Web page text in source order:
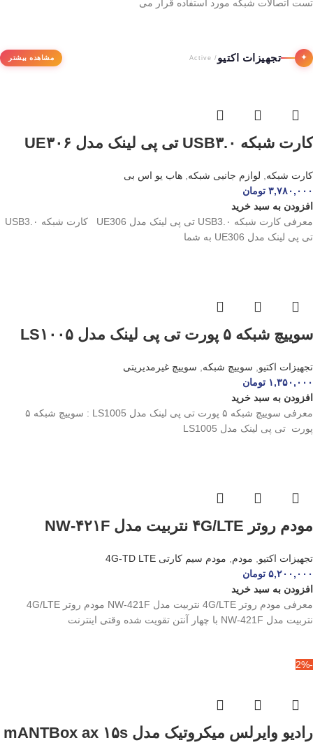
تست اتصالات شبکه مورد استفاده قرار می
✦ تجهیزات اکتیو / Active مشاهده بیشتر
کارت شبکه USB۳.۰ تی پی لینک مدل UE۳۰۶
کارت شبکه لوازم جانبی شبکه هاب یو اس بی
۳,۷۸۰,۰۰۰ تومان
افزودن به سبد خرید
معرفی کارت شبکه USB3.۰ تی پی لینک مدل UE306 کارت شبکه USB3.۰
تی پی لینک مدل UE306 به شما
سوییچ شبکه ۵ پورت تی پی لینک مدل LS۱۰۰۵
تجهیزات اکتیو سوییچ شبکه
سوییچ غیرمدیریتی
۱,۳۵۰,۰۰۰ تومان
افزودن به سبد خرید
معرفی سوییچ شبکه ۵ پورت تی پی لینک مدل LS1005 : سوییچ شبکه ۵
پورت تی پی لینک مدل LS1005
مودم روتر ۴G/LTE نتربیت مدل NW-۴۲۱F
تجهیزات اکتیو مودم
مودم سیم کارتی 4G-TD LTE
۵,۲۰۰,۰۰۰ تومان
افزودن به سبد خرید
معرفی مودم روتر 4G/LTE نتربیت مدل NW-421F مودم روتر 4G/LTE
نتربیت مدل NW-421F با چهار آنتن تقویت‌ شده وقتی اینترنت
-2%
رادیو وایرلس میکروتیک مدل mANTBox ax ۱۵s